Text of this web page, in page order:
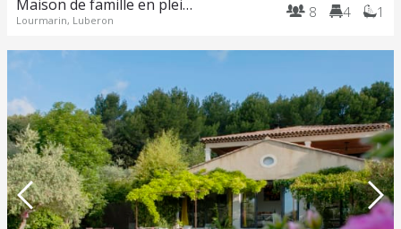
Maison de famille en pleine nature, piscine Lourmarin
Lourmarin, Luberon 8 4 1